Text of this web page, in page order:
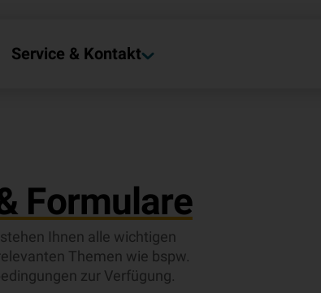
Service & Kontakt
Formulare
Ihnen alle wichtigen
Themen wie bspw.
zur Verfügung.